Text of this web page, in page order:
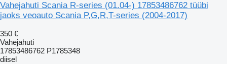
Vahejahuti Scania R-series (01.04-) 17853486762 tüübi
jaoks veoauto Scania P,G,R,T-series (2004-2017)
350 €
Vahejahuti
17853486762 P1785348
diisel